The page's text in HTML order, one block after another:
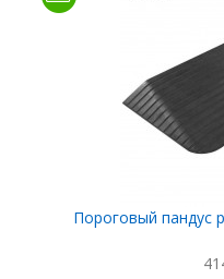
Пороговый пандус